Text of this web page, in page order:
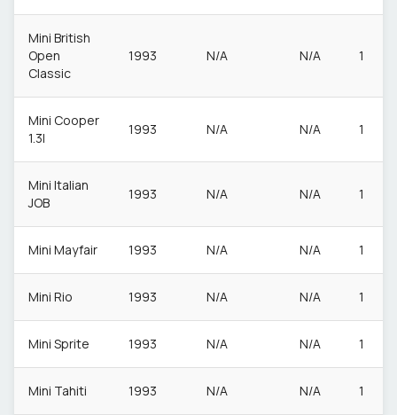
Mini British
Open
Classic
1993 N/A N/A 1
Mini Cooper
1.3I
1993 N/A N/A 1
Mini Italian
JOB
1993 N/A N/A 1
Mini Mayfair 1993 N/A N/A 1
Mini Rio 1993 N/A N/A 1
Mini Sprite 1993 N/A N/A 1
Mini Tahiti 1993 N/A N/A 1